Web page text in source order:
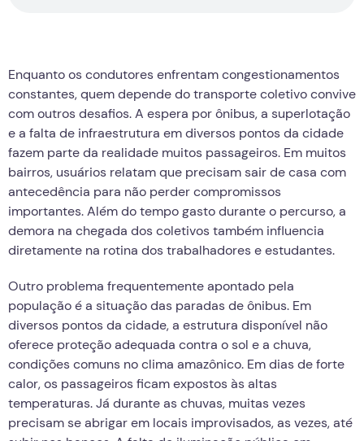
Enquanto os condutores enfrentam congestionamentos
constantes, quem depende do transporte coletivo convive
com outros desafios. A espera por ônibus, a superlotação
e a falta de infraestrutura em diversos pontos da cidade
fazem parte da realidade muitos passageiros. Em muitos
bairros, usuários relatam que precisam sair de casa com
antecedência para não perder compromissos
importantes. Além do tempo gasto durante o percurso, a
demora na chegada dos coletivos também influencia
diretamente na rotina dos trabalhadores e estudantes.
Outro problema frequentemente apontado pela
população é a situação das paradas de ônibus. Em
diversos pontos da cidade, a estrutura disponível não
oferece proteção adequada contra o sol e a chuva,
condições comuns no clima amazônico. Em dias de forte
calor, os passageiros ficam expostos às altas
temperaturas. Já durante as chuvas, muitas vezes
precisam se abrigar em locais improvisados, as vezes, até